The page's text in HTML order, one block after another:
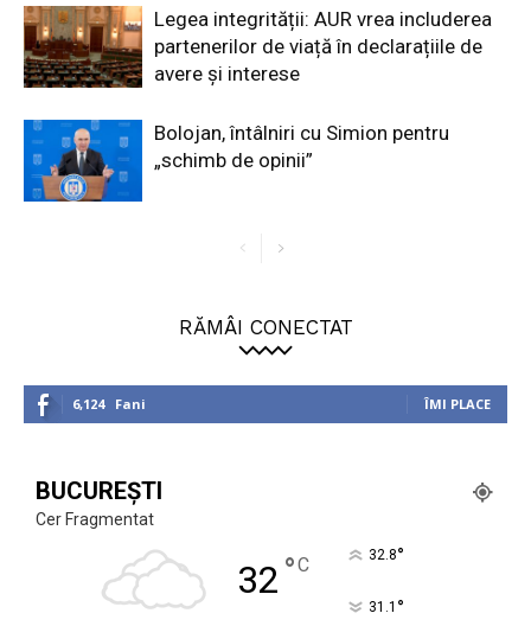
Legea integrității: AUR vrea includerea
partenerilor de viață în declarațiile de
avere și interese
Bolojan, întâlniri cu Simion pentru
„schimb de opinii”
RĂMÂI CONECTAT
6,124 Fani ÎMI PLACE
BUCUREȘTI
Cer Fragmentat
32 °C 32.8°
31.1 °